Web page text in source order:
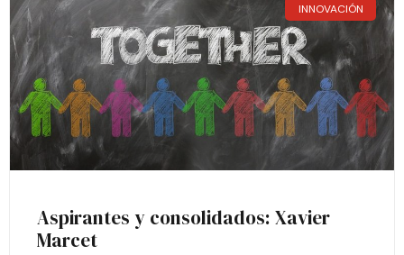
INNOVACIÓN
Aspirantes y consolidados: Xavier
Marcet